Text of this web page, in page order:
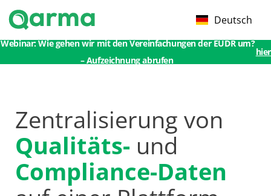
Deutsch
Webinar: Wie gehen wir mit den Vereinfachungen der EUDR um?
– Aufzeichnung abrufen
hier
Zentralisierung von
Qualitäts- und
Compliance-Daten